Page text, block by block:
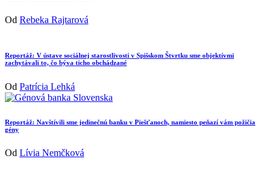
Od Rebeka Rajtarová
Reportáž: V ústave sociálnej starostlivosti v Spišskom Štvrtku sme objektívmi
zachytávali to, čo býva ticho obchádzané
Od Patrícia Lehká
Reportáž: Navštívili sme jedinečnú banku v Piešťanoch, namiesto peňazí vám požičia
gény
Od Lívia Nemčková